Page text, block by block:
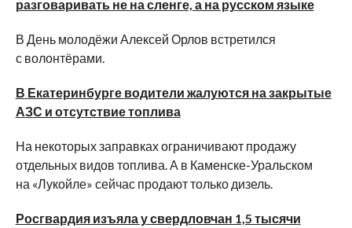
разговаривать не на сленге, а на русском языке
В День молодёжи Алексей Орлов встретился
с волонтёрами.
В Екатеринбурге водители жалуются на закрытые
АЗС и отсутствие топлива
На некоторых заправках ограничивают продажу
отдельных видов топлива. А в Каменске-Уральском
на «Лукойле» сейчас продают только дизель.
Росгвардия изъяла у свердловчан 1,5 тысячи